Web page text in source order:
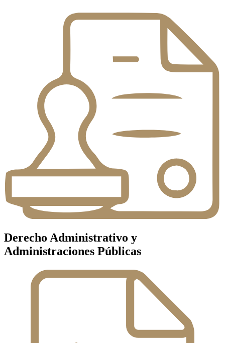
Derecho Administrativo y
Administraciones Públicas